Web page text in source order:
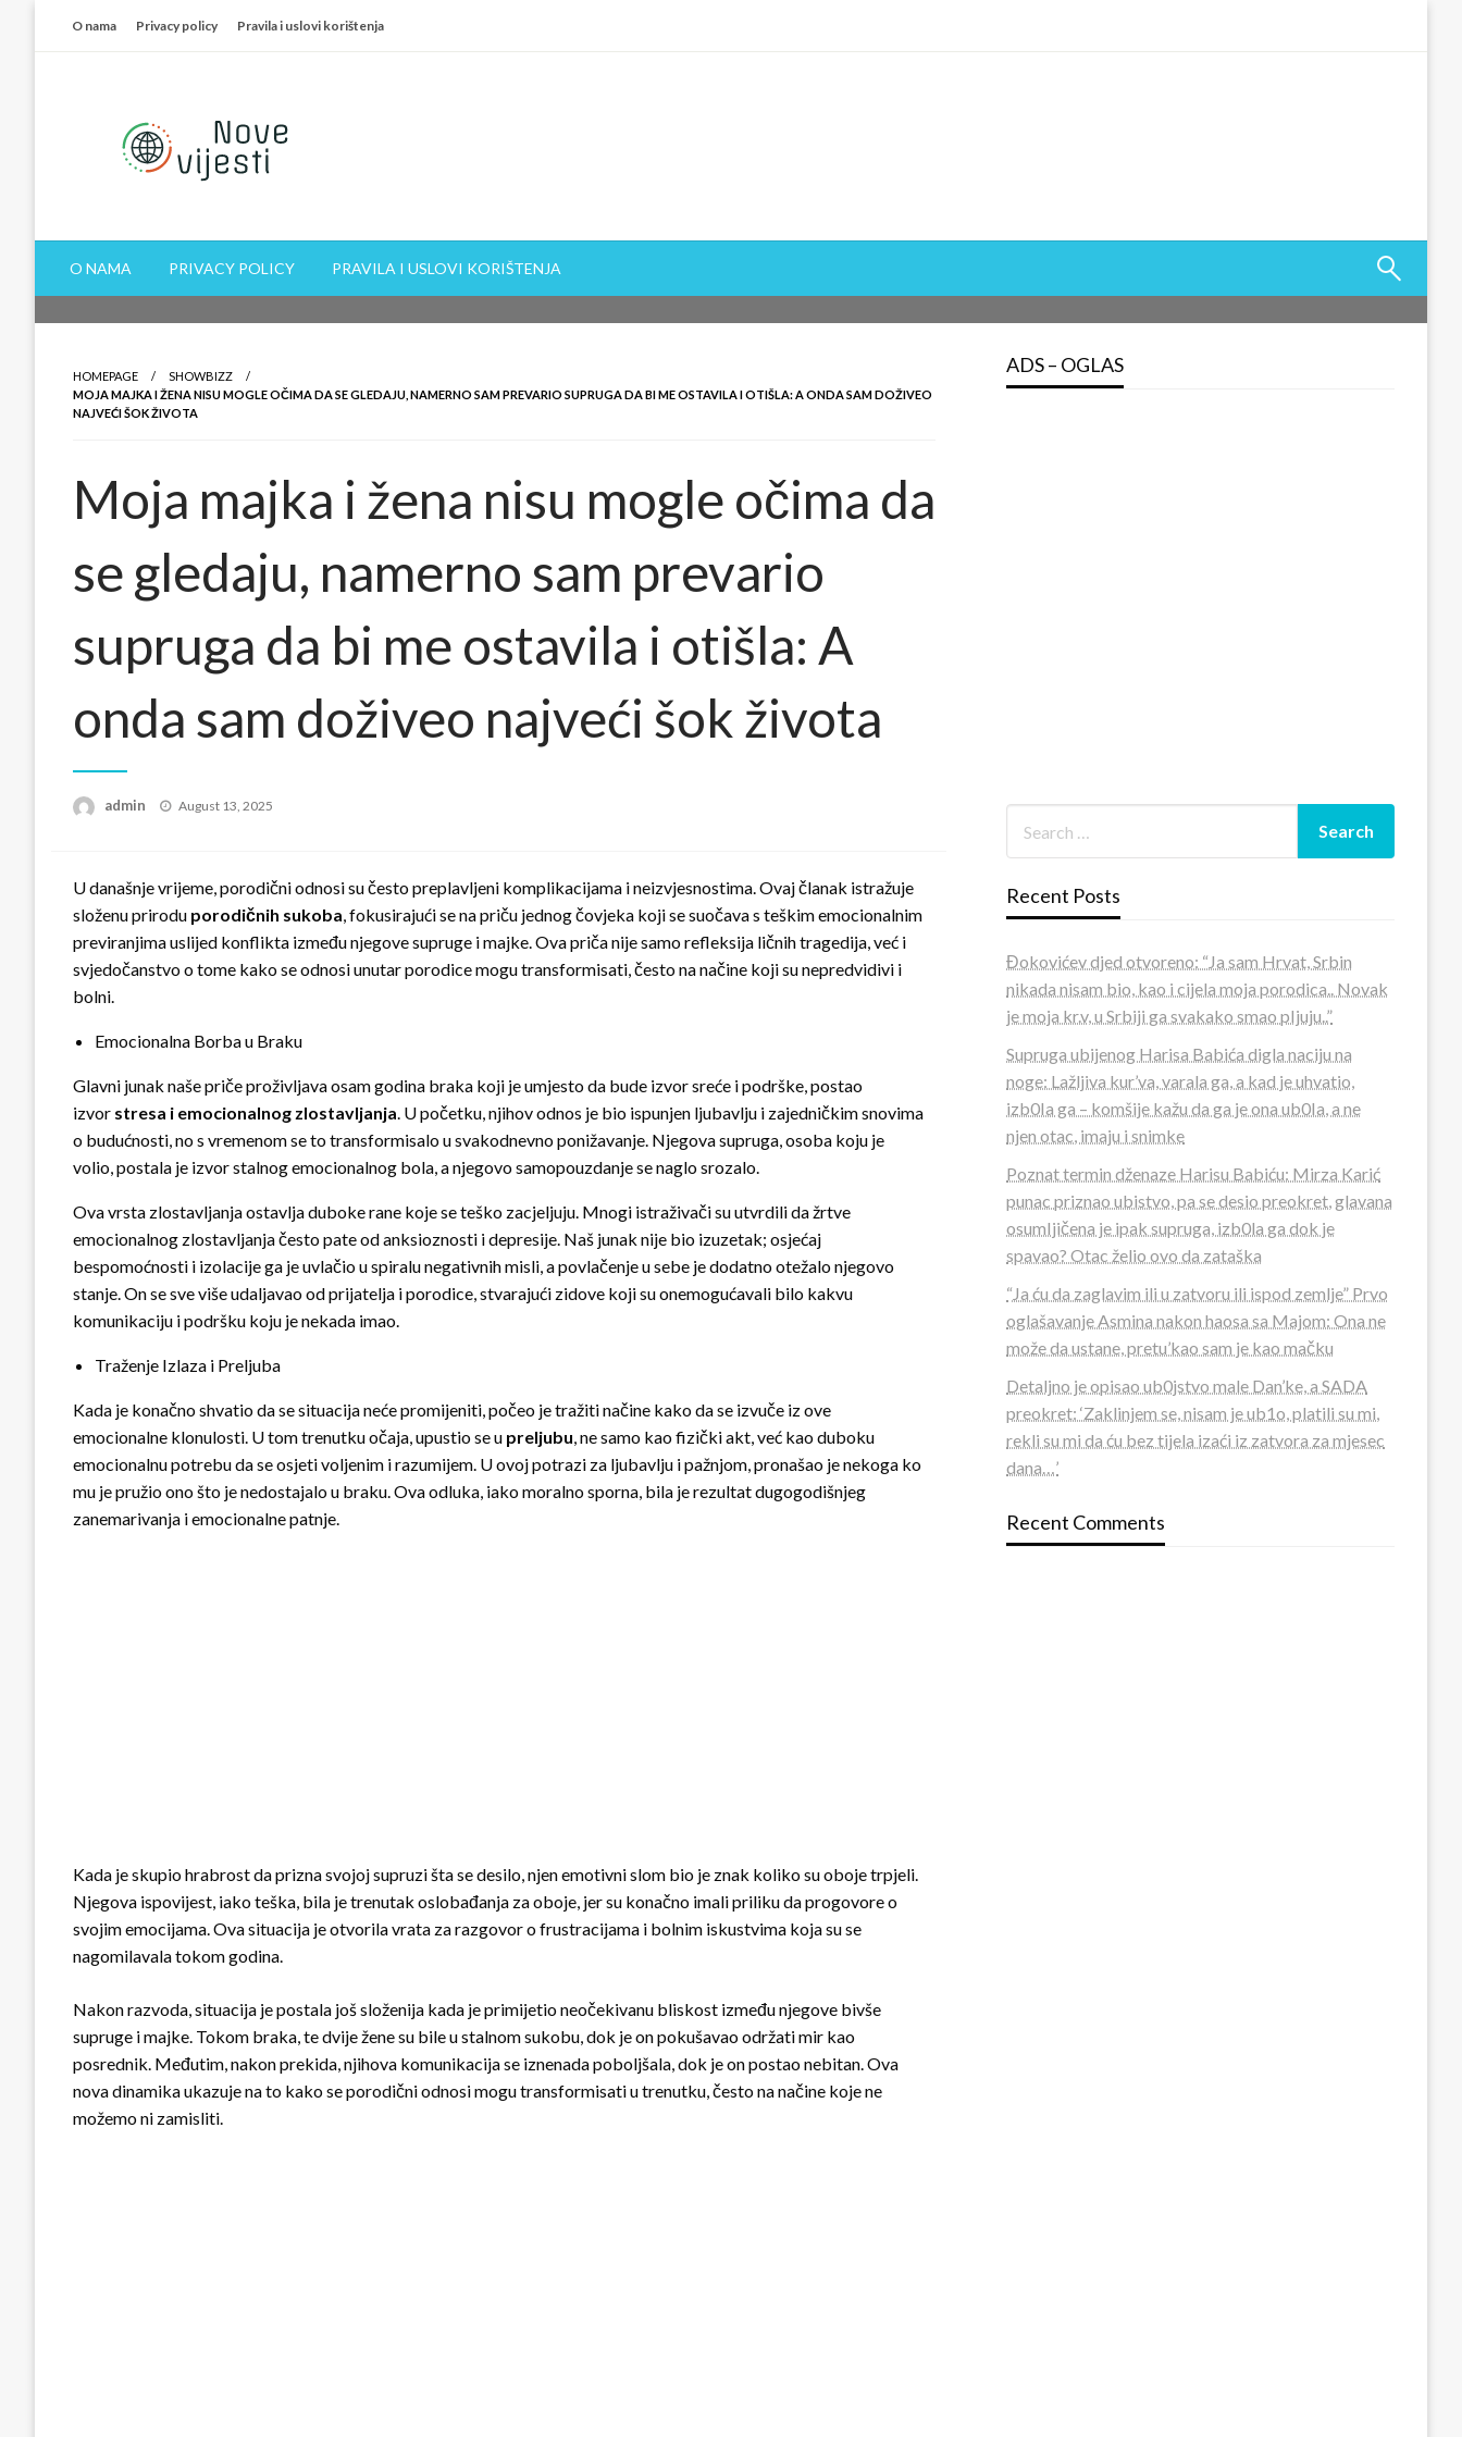
O nama Privacy policy Pravila i uslovi korištenja
O NAMA PRIVACY POLICY PRAVILA I USLOVI KORIŠTENJA
HOMEPAGE
SHOWBIZZ
MOJA MAJKA I ŽENA NISU MOGLE OČIMA DA SE GLEDAJU, NAMERNO SAM PREVARIO SUPRUGA DA BI ME OSTAVILA I OTIŠLA: A ONDA SAM DOŽIVEO
NAJVEĆI ŠOK ŽIVOTA
Moja majka i žena nisu mogle očima da
se gledaju, namerno sam prevario
supruga da bi me ostavila i otišla: A
onda sam doživeo najveći šok života
admin
Posted
August 13, 2025
U današnje vrijeme, porodični odnosi su često preplavljeni komplikacijama i neizvjesnostima. Ovaj članak istražuje
složenu prirodu porodičnih sukoba, fokusirajući se na priču jednog čovjeka koji se suočava s teškim emocionalnim
previranjima uslijed konflikta između njegove supruge i majke. Ova priča nije samo refleksija ličnih tragedija, već i
svjedočanstvo o tome kako se odnosi unutar porodice mogu transformisati, često na načine koji su nepredvidivi i
bolni.
Emocionalna Borba u Braku
Glavni junak naše priče proživljava osam godina braka koji je umjesto da bude izvor sreće i podrške, postao
izvor stresa i emocionalnog zlostavljanja. U početku, njihov odnos je bio ispunjen ljubavlju i zajedničkim snovima
o budućnosti, no s vremenom se to transformisalo u svakodnevno ponižavanje. Njegova supruga, osoba koju je
volio, postala je izvor stalnog emocionalnog bola, a njegovo samopouzdanje se naglo srozalo.
Ova vrsta zlostavljanja ostavlja duboke rane koje se teško zacjeljuju. Mnogi istraživači su utvrdili da žrtve
emocionalnog zlostavljanja često pate od anksioznosti i depresije. Naš junak nije bio izuzetak; osjećaj
bespomoćnosti i izolacije ga je uvlačio u spiralu negativnih misli, a povlačenje u sebe je dodatno otežalo njegovo
stanje. On se sve više udaljavao od prijatelja i porodice, stvarajući zidove koji su onemogućavali bilo kakvu
komunikaciju i podršku koju je nekada imao.
Traženje Izlaza i Preljuba
Kada je konačno shvatio da se situacija neće promijeniti, počeo je tražiti načine kako da se izvuče iz ove
emocionalne klonulosti. U tom trenutku očaja, upustio se u preljubu, ne samo kao fizički akt, već kao duboku
emocionalnu potrebu da se osjeti voljenim i razumijem. U ovoj potrazi za ljubavlju i pažnjom, pronašao je nekoga ko
mu je pružio ono što je nedostajalo u braku. Ova odluka, iako moralno sporna, bila je rezultat dugogodišnjeg
zanemarivanja i emocionalne patnje.
Kada je skupio hrabrost da prizna svojoj supruzi šta se desilo, njen emotivni slom bio je znak koliko su oboje trpjeli.
Njegova ispovijest, iako teška, bila je trenutak oslobađanja za oboje, jer su konačno imali priliku da progovore o
svojim emocijama. Ova situacija je otvorila vrata za razgovor o frustracijama i bolnim iskustvima koja su se
nagomilavala tokom godina.
Nakon razvoda, situacija je postala još složenija kada je primijetio neočekivanu bliskost između njegove bivše
supruge i majke. Tokom braka, te dvije žene su bile u stalnom sukobu, dok je on pokušavao održati mir kao
posrednik. Međutim, nakon prekida, njihova komunikacija se iznenada poboljšala, dok je on postao nebitan. Ova
nova dinamika ukazuje na to kako se porodični odnosi mogu transformisati u trenutku, često na načine koje ne
možemo ni zamisliti.
ADS – OGLAS
Recent Posts
Đokovićev djed otvoreno: “Ja sam Hrvat, Srbin
nikada nisam bio, kao i cijela moja porodica.. Novak
je moja kr.v, u Srbiji ga svakako smao pIjuju..”
Supruga ubijenog Harisa Babića digla naciju na
noge: Lažljiva kur’va, varala ga, a kad je uhvatio,
izb0Ia ga – komšije kažu da ga je ona ub0Ia, a ne
njen otac, imaju i snimke
Poznat termin dženaze Harisu Babiću: Mirza Karić
punac priznao ubistvo, pa se desio preokret, glavana
osumIjičena je ipak supruga, izb0la ga dok je
spavao? Otac želio ovo da zataška
“Ja ću da zaglavim ili u zatvoru ili ispod zemlje” Prvo
oglašavanje Asmina nakon haosa sa Majom: Ona ne
može da ustane, pretu’kao sam je kao mačku
Detaljno je opisao ub0jstvo male Dan’ke, a SADA
preokret: ‘Zaklinjem se, nisam je ub1o, platili su mi,
rekli su mi da ću bez tijela izaći iz zatvora za mjesec
dana…’
Recent Comments